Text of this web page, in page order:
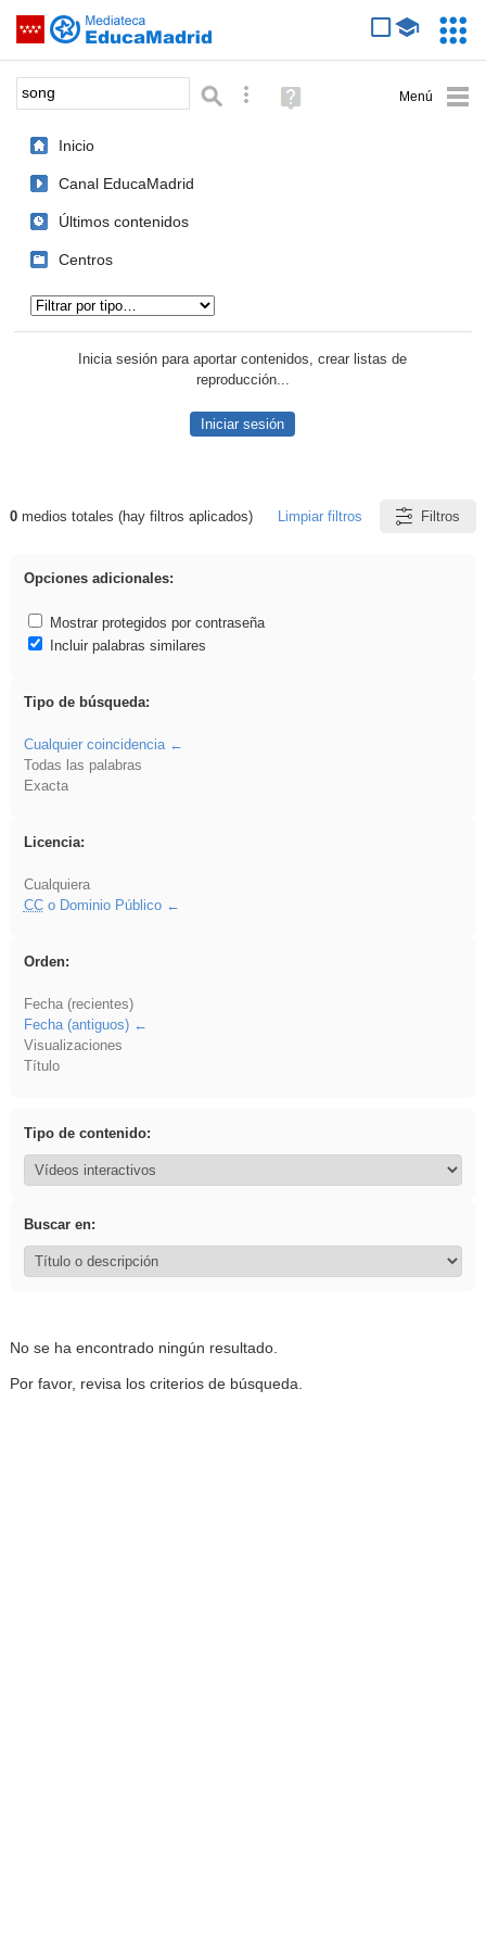
Saltar navegación
Palabra o frase: Búsqueda avanzada
Ayuda
(en
Inicio
Canal EducaMadrid
Últimos contenidos
Centros
Inicia sesión para aportar contenidos, crear listas de
reproducción...
Iniciar sesión
Resultados de: song
0medios totales (hay filtros aplicados) Limpiar filtros Filtros
Opciones adicionales:
Mostrar protegidos por contraseña
Incluir palabras similares
Tipo de búsqueda:
Cualquier coincidencia
Todas las palabras
Exacta
Licencia:
Cualquiera
CCo Dominio Público
Orden:
Fecha (recientes)
Fecha (antiguos)
Visualizaciones
Título
Tipo de contenido:
Buscar en:
No se ha encontrado ningún resultado.
Por favor, revisa los criterios de búsqueda.